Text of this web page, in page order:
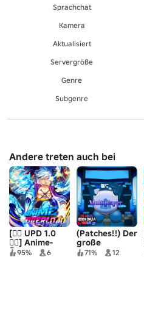
Sprachchat
Kamera
Aktualisiert
Servergröße
Genre
Sub­gen­re
Andere treten auch bei
[🏴‍☠️ UPD 1.0
🏴‍☠️] Anime-
Überladen!
95% 6
(Patches!!) Der
große
Robloxia-Krieg
71% 12